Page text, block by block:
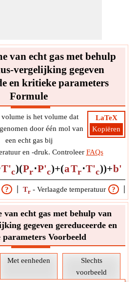
van echt gas met behulp
vergelijking gegeven
en kritieke parameters
Formule
LaTeX
Kopiëren
is het volume dat
door één mol van
een echt gas bij
en -druk. Controleer FAQs
T'c)(Pr⋅P'c)+(aTr⋅T'c))+b'
? Tr - Verlaagde temperatuur ?
echt gas met behulp van
gegeven gereduceerde en
Voorbeeld
Met eenheden
Slechts
voorbeeld